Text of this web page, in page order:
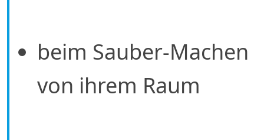
beim Sauber-Machen
von ihrem Raum